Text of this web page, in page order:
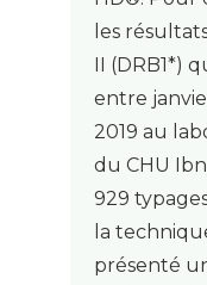
les
II (DRB1*)
entre
2019 au
du CHU
929
la
présenté